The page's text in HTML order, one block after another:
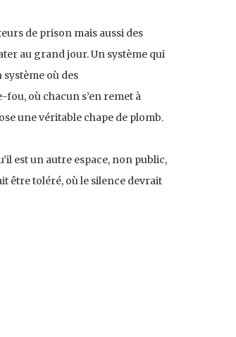
de prison mais aussi des
au grand jour. Un système qui
où des
où chacun s’en remet à
une véritable chape de plomb.
est un autre espace, non public,
être toléré, où le silence devrait